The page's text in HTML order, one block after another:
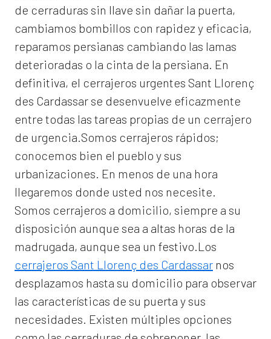
de cerraduras sin llave sin dañar la puerta,
cambiamos bombillos con rapidez y eficacia,
reparamos persianas cambiando las lamas
deterioradas o la cinta de la persiana. En
definitiva, el cerrajeros urgentes Sant Llorenç
des Cardassar se desenvuelve eficazmente
entre todas las tareas propias de un cerrajero
de urgencia.Somos cerrajeros rápidos;
conocemos bien el pueblo y sus
urbanizaciones. En menos de una hora
llegaremos donde usted nos necesite.
Somos cerrajeros a domicilio, siempre a su
disposición aunque sea a altas horas de la
madrugada, aunque sea un festivo.Los
cerrajeros Sant Llorenç des Cardassar nos
desplazamos hasta su domicilio para observar
las características de su puerta y sus
necesidades. Existen múltiples opciones